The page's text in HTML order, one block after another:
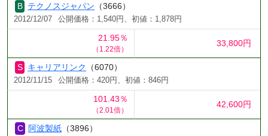
テクノスジャパン （3666）
2012/12/07 公開価格：1,540円、初値：1,878円
21.95％
（1.22倍）
33,800円
キャリアリンク （6070）
2012/11/15 公開価格：420円、初値：846円
101.43％
（2.01倍）
42,600円
阿波製紙 （3896）